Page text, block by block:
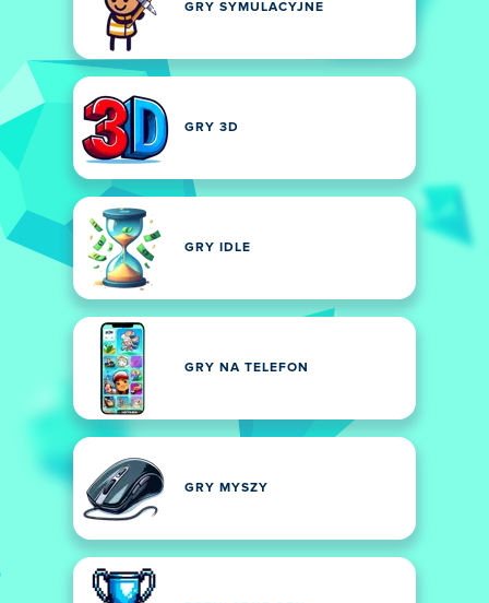
GRY SYMULACYJNE
GRY 3D
GRY IDLE
GRY NA TELEFON
GRY MYSZY